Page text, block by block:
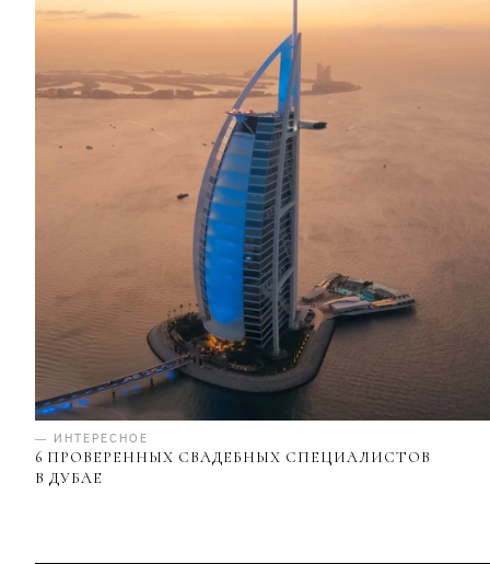
— ИНТЕРЕСНОЕ
6 ПРОВЕРЕННЫХ СВАДЕБНЫХ СПЕЦИАЛИСТОВ
В ДУБАЕ